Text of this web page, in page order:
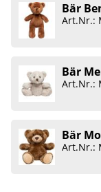
Bär
Art.Nr.:
Bär
Art.Nr.:
Bär
Art.Nr.: